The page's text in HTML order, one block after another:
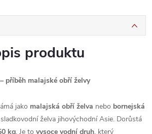
produktu
příběh malajské obří želvy
jako malajská obří želva nebo bornejská
želva jihovýchodní Asie. Dorůstá
kg. Je to vysoce vodní druh, který